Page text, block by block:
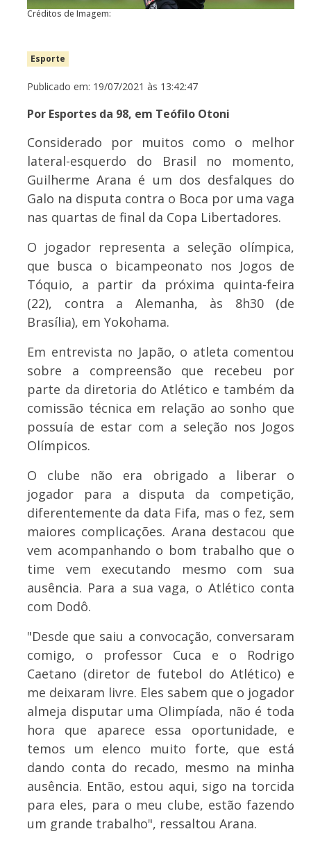
Créditos de Imagem:
Esporte
Publicado em: 19/07/2021 às 13:42:47
Por Esportes da 98, em Teófilo Otoni
Considerado por muitos como o melhor
lateral-esquerdo do Brasil no momento,
Guilherme Arana é um dos desfalques do
Galo na disputa contra o Boca por uma vaga
nas quartas de final da Copa Libertadores.
O jogador representa a seleção olímpica,
que busca o bicampeonato nos Jogos de
Tóquio, a partir da próxima quinta-feira
(22), contra a Alemanha, às 8h30 (de
Brasília), em Yokohama.
Em entrevista no Japão, o atleta comentou
sobre a compreensão que recebeu por
parte da diretoria do Atlético e também da
comissão técnica em relação ao sonho que
possuía de estar com a seleção nos Jogos
Olímpicos.
O clube não era obrigado a liberar o
jogador para a disputa da competição,
diferentemente da data Fifa, mas o fez, sem
maiores complicações. Arana destacou que
vem acompanhando o bom trabalho que o
time vem executando mesmo com sua
ausência. Para a sua vaga, o Atlético conta
com Dodô.
"Desde que saiu a convocação, conversaram
comigo, o professor Cuca e o Rodrigo
Caetano (diretor de futebol do Atlético) e
me deixaram livre. Eles sabem que o jogador
almeja disputar uma Olimpíada, não é toda
hora que aparece essa oportunidade, e
temos um elenco muito forte, que está
dando conta do recado, mesmo na minha
ausência. Então, estou aqui, sigo na torcida
para eles, para o meu clube, estão fazendo
um grande trabalho", ressaltou Arana.